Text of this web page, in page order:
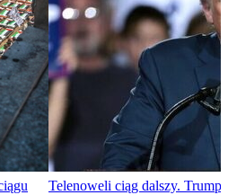
Telenoweli ciąg dalszy. Trump